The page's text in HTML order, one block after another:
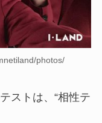
photos/
ストは、“相性テ